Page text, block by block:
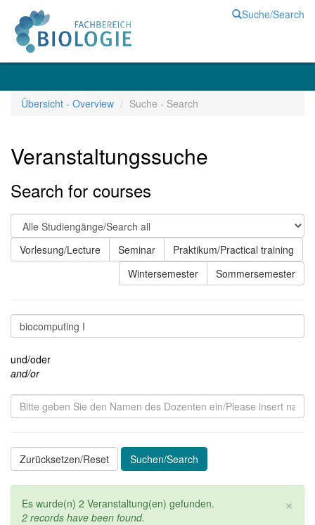
Suche/Search
Übersicht - Overview Suche - Search
Veranstaltungssuche
Search for courses
Vorlesung/Lecture Seminar
Praktikum/Practical training
Wintersemester
Sommersemester
und/oder
and/or
Zurücksetzen/Reset Suchen/Search
×
Es wurde(n) 2 Veranstaltung(en) gefunden.
2 records have been found.